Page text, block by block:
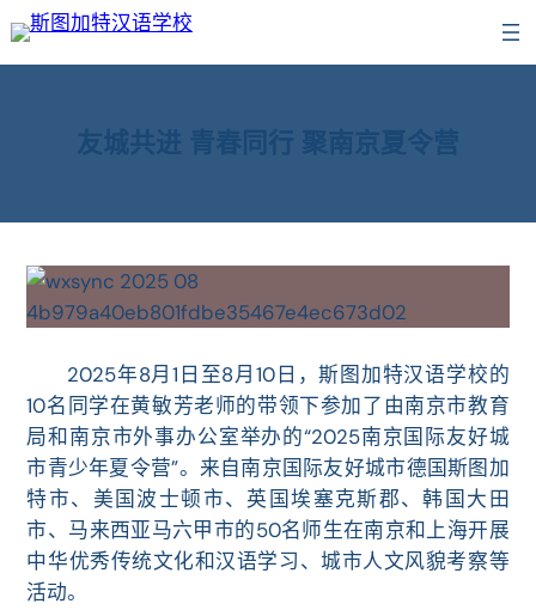
至
友城共进 青春同行 聚南京夏令营
2025年8月1日至8月10日，斯图加特汉语学校的
10名同学在黄敏芳老师的带领下参加了由南京市教育
局和南京市外事办公室举办的“2025南京国际友好城
市青少年夏令营”。 来自南京国际友好城市德国斯图加
特市、 美国波士顿市、 英国埃塞克斯郡、韩国大田
市、马来西亚马六甲市的50名师生在南京和上海开展
中华优秀传统文化和汉语学习、城市人文风貌考察等
活动。